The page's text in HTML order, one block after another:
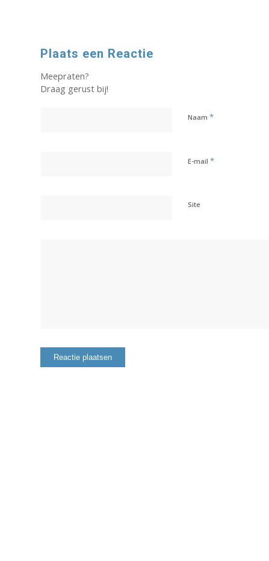
Plaats een Reactie
Meepraten?
Draag gerust bij!
Naam *
E-mail *
Site